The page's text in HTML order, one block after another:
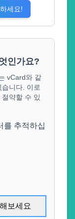
세요!
인가요?
vCard와 같
니다. 이로
약할 수 있
를 추적하십
보세요